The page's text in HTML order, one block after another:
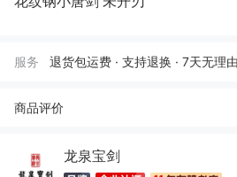
服务 退货包运费 · 支持退换 · 7天无理
商品评价
龙泉宝剑